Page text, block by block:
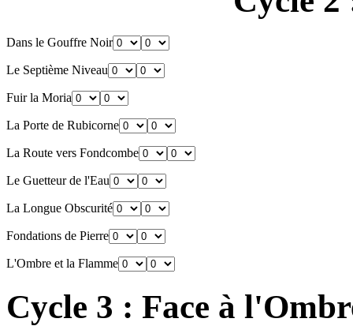
Dans le Gouffre Noir
Le Septième Niveau
Fuir la Moria
La Porte de Rubicorne
La Route vers Fondcombe
Le Guetteur de l'Eau
La Longue Obscurité
Fondations de Pierre
L'Ombre et la Flamme
Cycle 3 : Face à